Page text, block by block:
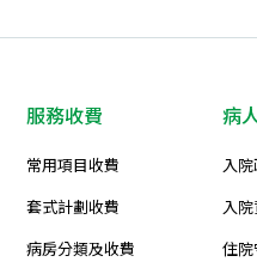
服務收費
常用項目收費
套式計劃收費
病房分類及收費
病
入
入
住院